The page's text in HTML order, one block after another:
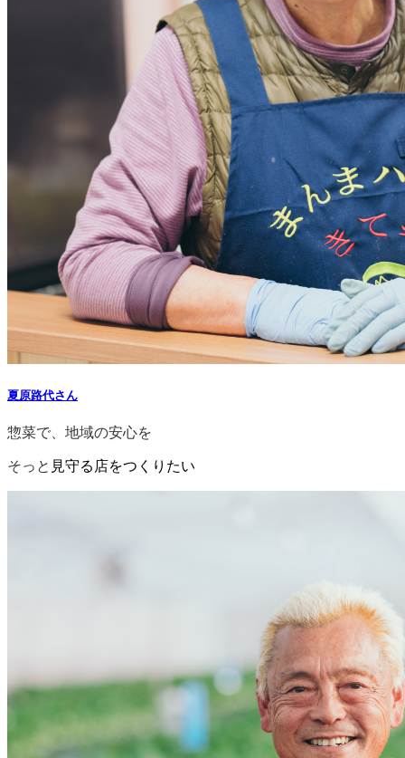
夏原路代さん
惣菜で、地域の安心を
そっと 見守る店をつくりたい